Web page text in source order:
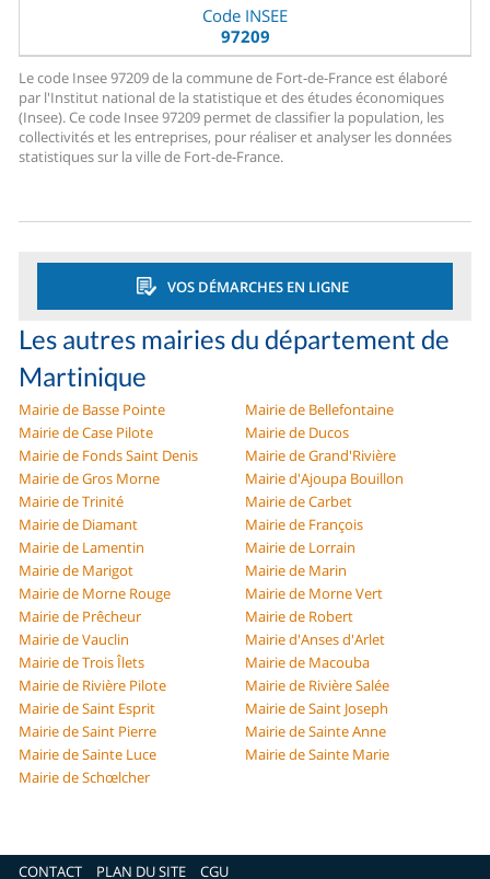
Code INSEE
97209
Le code Insee 97209 de la commune de Fort-de-France est élaboré
par l'Institut national de la statistique et des études économiques
(Insee). Ce code Insee 97209 permet de classifier la population, les
collectivités et les entreprises, pour réaliser et analyser les données
statistiques sur la ville de Fort-de-France.
VOS DÉMARCHES EN LIGNE
Les autres mairies du département de
Martinique
Mairie de Basse Pointe
Mairie de Bellefontaine
Mairie de Case Pilote
Mairie de Ducos
Mairie de Fonds Saint Denis
Mairie de Grand'Rivière
Mairie de Gros Morne
Mairie d'Ajoupa Bouillon
Mairie de Trinité
Mairie de Carbet
Mairie de Diamant
Mairie de François
Mairie de Lamentin
Mairie de Lorrain
Mairie de Marigot
Mairie de Marin
Mairie de Morne Rouge
Mairie de Morne Vert
Mairie de Prêcheur
Mairie de Robert
Mairie de Vauclin
Mairie d'Anses d'Arlet
Mairie de Trois Îlets
Mairie de Macouba
Mairie de Rivière Pilote
Mairie de Rivière Salée
Mairie de Saint Esprit
Mairie de Saint Joseph
Mairie de Saint Pierre
Mairie de Sainte Anne
Mairie de Sainte Luce
Mairie de Sainte Marie
Mairie de Schœlcher
CONTACT PLAN DU SITE CGU